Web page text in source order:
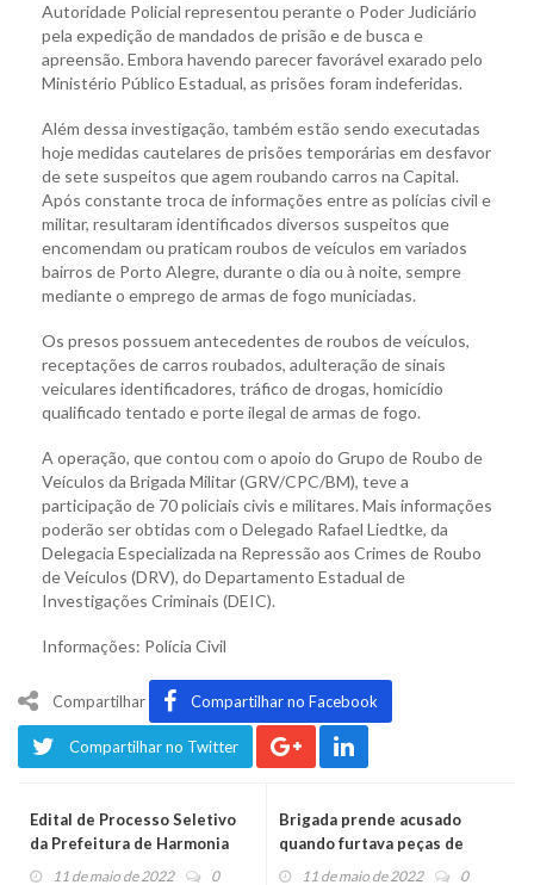
Autoridade Policial representou perante o Poder Judiciário
pela expedição de mandados de prisão e de busca e
apreensão. Embora havendo parecer favorável exarado pelo
Ministério Público Estadual, as prisões foram indeferidas.
Além dessa investigação, também estão sendo executadas
hoje medidas cautelares de prisões temporárias em desfavor
de sete suspeitos que agem roubando carros na Capital.
Após constante troca de informações entre as polícias civil e
militar, resultaram identificados diversos suspeitos que
encomendam ou praticam roubos de veículos em variados
bairros de Porto Alegre, durante o dia ou à noite, sempre
mediante o emprego de armas de fogo municiadas.
Os presos possuem antecedentes de roubos de veículos,
receptações de carros roubados, adulteração de sinais
veiculares identificadores, tráfico de drogas, homicídio
qualificado tentado e porte ilegal de armas de fogo.
A operação, que contou com o apoio do Grupo de Roubo de
Veículos da Brigada Militar (GRV/CPC/BM), teve a
participação de 70 policiais civis e militares. Mais informações
poderão ser obtidas com o Delegado Rafael Liedtke, da
Delegacia Especializada na Repressão aos Crimes de Roubo
de Veículos (DRV), do Departamento Estadual de
Investigações Criminais (DEIC).
Informações: Polícia Civil
Compartilhar Compartilhar no Facebook
Compartilhar no Twitter
Edital de Processo Seletivo
da Prefeitura de Harmonia
11 de maio de 2022 0
Brigada prende acusado
quando furtava peças de
carro no Caí
11 de maio de 2022 0